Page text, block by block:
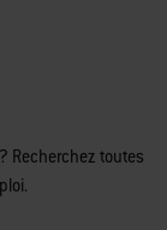
Recherchez toutes